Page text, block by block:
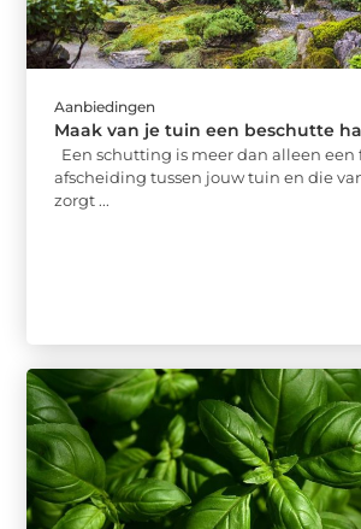
Aanbiedingen
Maak van je tuin een beschutte
Een schutting is meer dan alleen een
afscheiding tussen jouw tuin en die
zorgt ...